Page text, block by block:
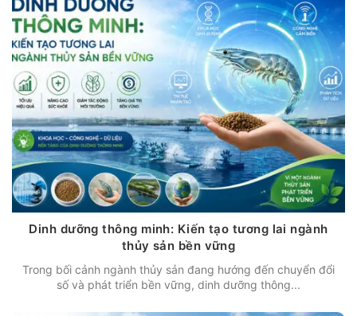
Dinh dưỡng thông minh: Kiến tạo tương lai ngành
thủy sản bền vững
Trong bối cảnh ngành thủy sản đang hướng đến chuyển đổi
số và phát triển bền vững, dinh dưỡng thông...